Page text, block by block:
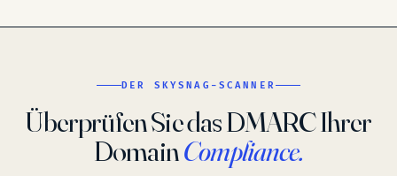
DER SKYSNAG-SCANNER
Überprüfen Sie das DMARC Ihrer
DomainCompliance.